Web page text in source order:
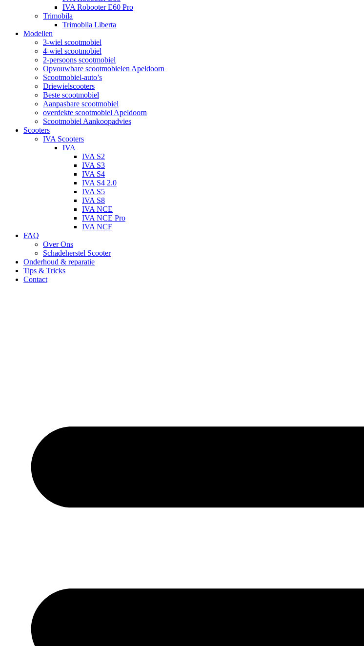
IVA Robooter E60 Pro
Trimobila
Trimobila Liberta
Modellen
3-wiel scootmobiel
4-wiel scootmobiel
2-persoons scootmobiel
Opvouwbare scootmobielen Apeldoorn
Scootmobiel-auto’s
Driewielscooters
Beste scootmobiel
Aanpasbare scootmobiel
overdekte scootmobiel Apeldoorn
Scootmobiel Aankoopadvies
Scooters
IVA Scooters
IVA
IVA S2
IVA S3
IVA S4
IVA S4 2.0
IVA S5
IVA S8
IVA NCE
IVA NCE Pro
IVA NCF
FAQ
Over Ons
Schadeherstel Scooter
Onderhoud & reparatie
Tips & Tricks
Contact